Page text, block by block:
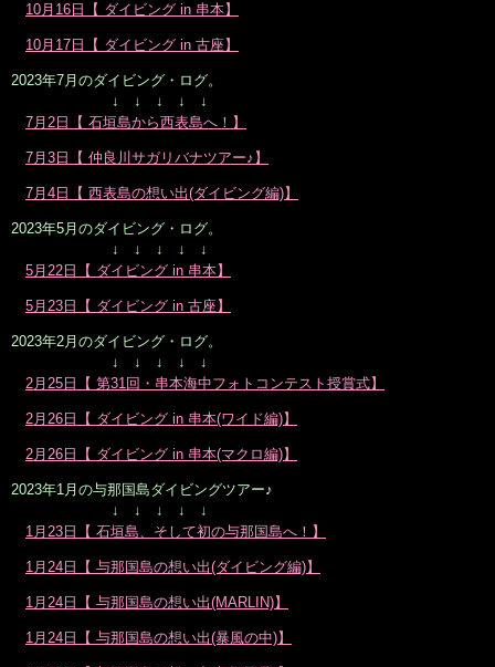
10月16日【 ダイビング in 串本】
10月17日【 ダイビング in 古座】
2023年7月のダイビング・ログ。
↓ ↓ ↓ ↓ ↓
7月2日【 石垣島から西表島へ！】
7月3日【 仲良川サガリバナツアー♪】
7月4日【 西表島の想い出(ダイビング編)】
2023年5月のダイビング・ログ。
↓ ↓ ↓ ↓ ↓
5月22日【 ダイビング in 串本】
5月23日【 ダイビング in 古座】
2023年2月のダイビング・ログ。
↓ ↓ ↓ ↓ ↓
2月25日【 第31回・串本海中フォトコンテスト授賞式】
2月26日【 ダイビング in 串本(ワイド編)】
2月26日【 ダイビング in 串本(マクロ編)】
2023年1月の与那国島ダイビングツアー♪
↓ ↓ ↓ ↓ ↓
1月23日【 石垣島、そして初の与那国島へ！】
1月24日【 与那国島の想い出(ダイビング編)】
1月24日【 与那国島の想い出(MARLIN)】
1月24日【 与那国島の想い出(暴風の中)】